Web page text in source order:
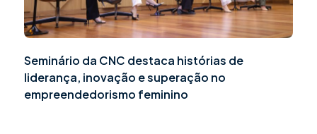
Seminário da CNC destaca histórias de
liderança, inovação e superação no
empreendedorismo feminino